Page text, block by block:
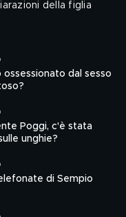
della figlia
ossessionato dal sesso
Poggi, c'è stata
unghie?
di Sempio